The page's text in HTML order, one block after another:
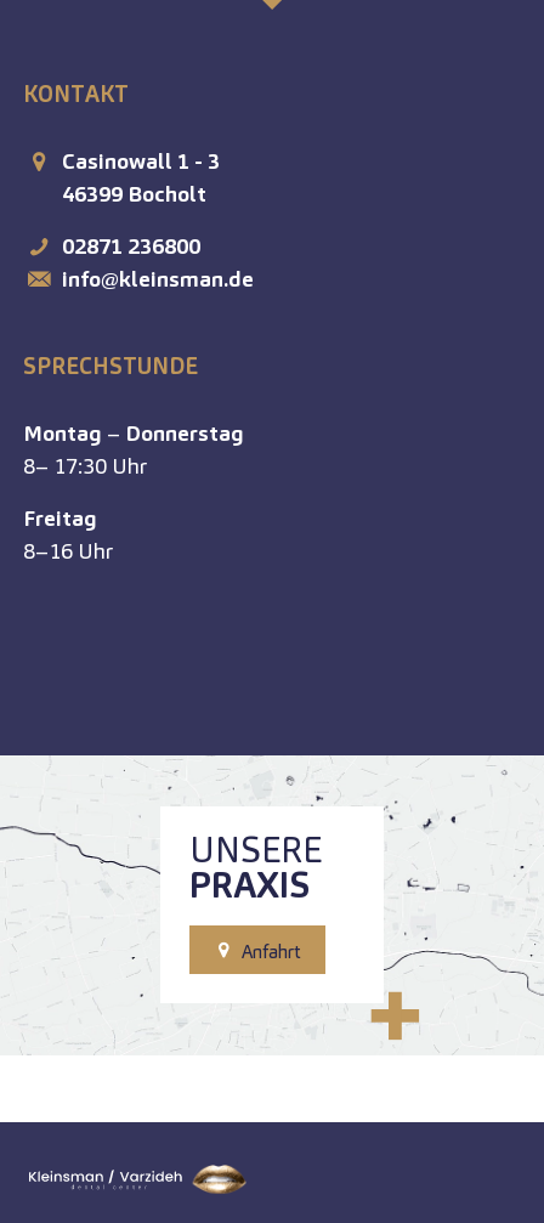
UNSERE
PRAXIS
Anfahrt
KONTAKT
Casinowall 1 - 3
46399 Bocholt
02871 236800
info@kleinsman.de
SPRECHSTUNDE
Montag – Donnerstag
8– 17:30 Uhr
Freitag
8–16 Uhr